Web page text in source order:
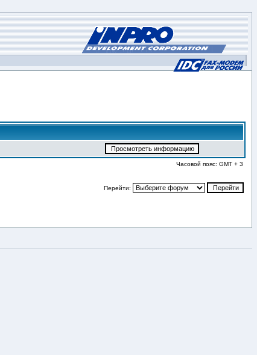
Часовой пояс: GMT + 3
Перейти: